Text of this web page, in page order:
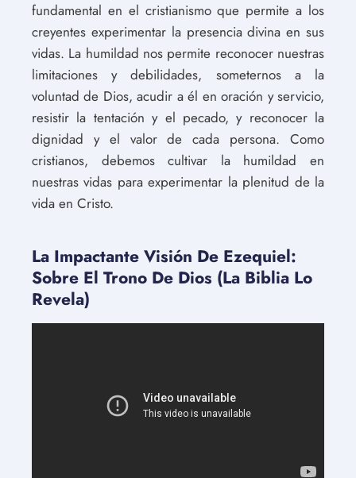
fundamental en el cristianismo que permite a los
creyentes experimentar la presencia divina en sus
vidas. La humildad nos permite reconocer nuestras
limitaciones y debilidades, someternos a la
voluntad de Dios, acudir a él en oración y servicio,
resistir la tentación y el pecado, y reconocer la
dignidad y el valor de cada persona. Como
cristianos, debemos cultivar la humildad en
nuestras vidas para experimentar la plenitud de la
vida en Cristo.
La Impactante Visión De Ezequiel:
Sobre El Trono De Dios (La Biblia Lo
Revela)